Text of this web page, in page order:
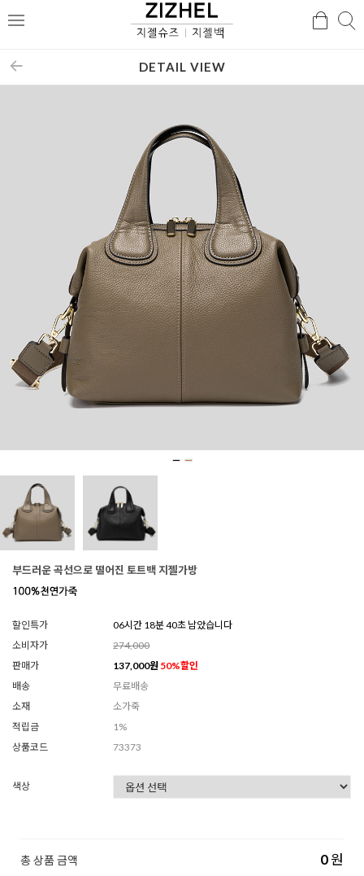
메
검
DETAIL VIEW
부드러운 곡선으로 떨어진 토트백 지젤가방
할인특가
06시간 18분 38초 남았습니다
소비자가
274,000
판매가
137,000원 50%할인
배송
무료배송
소재
소가죽
적립금
1%
상품코드
73373
색상
총 상품 금액 0원